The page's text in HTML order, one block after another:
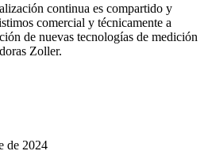
continua es compartido y
comercial y técnicamente a
de nuevas tecnologías de medición
Zoller.
de 2024